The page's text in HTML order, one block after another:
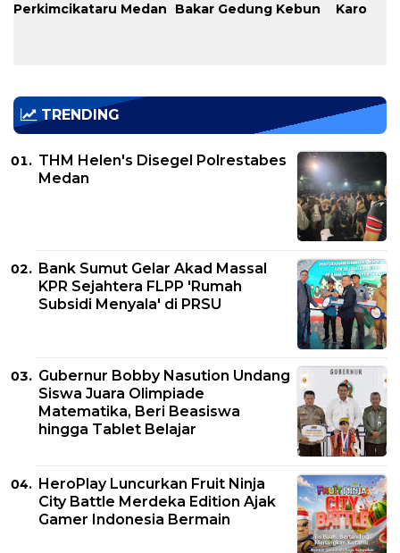
Perkimcikataru Medan
Bakar Gedung Kebun
Karo
TRENDING
THM Helen's Disegel Polrestabes
Medan
Bank Sumut Gelar Akad Massal
KPR Sejahtera FLPP 'Rumah
Subsidi Menyala' di PRSU
Gubernur Bobby Nasution Undang
Siswa Juara Olimpiade
Matematika, Beri Beasiswa
hingga Tablet Belajar
HeroPlay Luncurkan Fruit Ninja
City Battle Merdeka Edition Ajak
Gamer Indonesia Bermain